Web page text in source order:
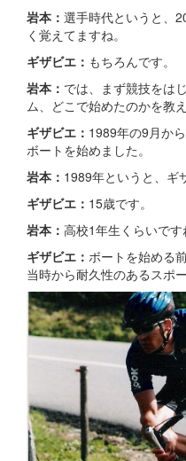
岩本： 選手時代というと、
く覚えてますね。
ギザビエ： もちろんです。
岩本： では、まず競技をは
ム、どこで始めたのかを教
ギザビエ： 1989年の9月か
ボートを始めました。
岩本： 1989年というと、ギ
ギザビエ： 15歳です。
岩本： 高校1年生くらいです
ギザビエ： ボートを始める
当時から耐久性のあるスポ